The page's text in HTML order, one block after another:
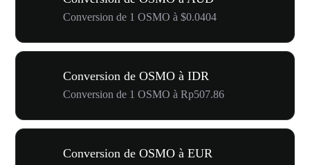
Conversion de 1 OSMO à $0.0404
Conversion de OSMO à IDR
Conversion de 1 OSMO à Rp507.86
Conversion de OSMO à EUR